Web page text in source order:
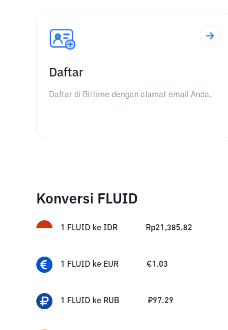
Daftar
Daftar di Bittime dengan alamat email Anda.
Konversi FLUID
1 FLUID ke IDR Rp21,385.82
1 FLUID ke EUR €1.03
1 FLUID ke RUB ₽97.29